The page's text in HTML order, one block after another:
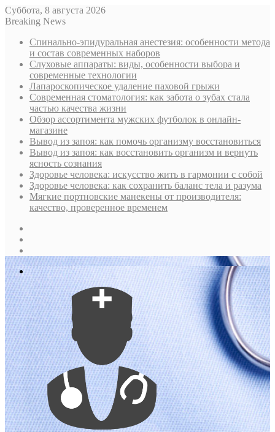
Суббота, 8 августа 2026
Breaking News
Спинально-эпидуральная анестезия: особенности метода
и состав современных наборов
Слуховые аппараты: виды, особенности выбора и
современные технологии
Лапароскопическое удаление паховой грыжи
Современная стоматология: как забота о зубах стала
частью качества жизни
Обзор ассортимента мужских футболок в онлайн-
магазине
Вывод из запоя: как помочь организму восстановиться
Вывод из запоя: как восстановить организм и вернуть
ясность сознания
Здоровье человека: искусство жить в гармонии с собой
Здоровье человека: как сохранить баланс тела и разума
Мягкие портновские манекены от производителя:
качество, проверенное временем
In
Меню